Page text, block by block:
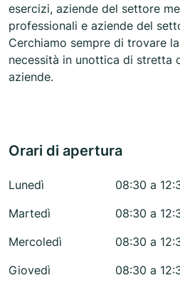
esercizi, aziende del settore
professionali e aziende del
Cerchiamo sempre di trovare
necessità in unottica di stretta
aziende.
Orari di apertura
Lunedì
08:30 a
Martedì
08:30 a
Mercoledì
08:30 a
Giovedì
08:30 a